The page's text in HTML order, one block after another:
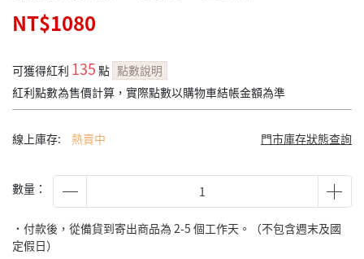
NT$1080
可獲得紅利 135 點 點數說明
紅利點數為售價計算，實際點數以購物車結帳金額為準
線上庫存: 熱賣中 門市庫存狀態查詢
數量：
˙付款後，從備貨到寄出商品為 2-5 個工作天。（不包含週末及國
定假日）